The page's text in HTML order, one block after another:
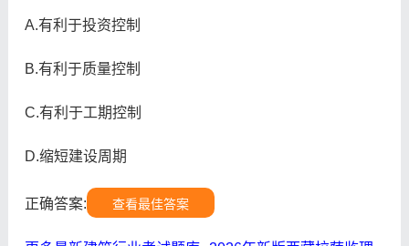
A.有利于投资控制
B.有利于质量控制
C.有利于工期控制
D.缩短建设周期
正确答案: 查看最佳答案